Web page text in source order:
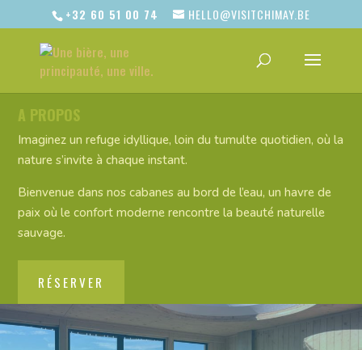
+32 60 51 00 74 HELLO@VISITCHIMAY.BE
A PROPOS
Imaginez un refuge idyllique, loin du tumulte quotidien, où la
nature s’invite à chaque instant.
Bienvenue dans nos cabanes au bord de l’eau, un havre de
paix où le confort moderne rencontre la beauté naturelle
sauvage.
RÉSERVER